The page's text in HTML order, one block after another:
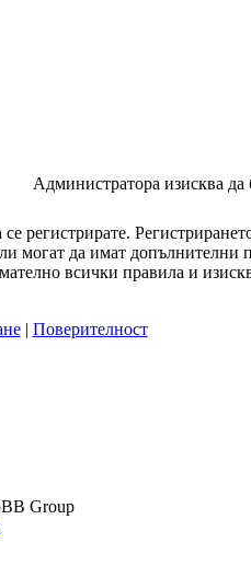
Администратора изисква да
регистрирате.
могат да имат допълнителни
всички правила и
| Поверителност
Group